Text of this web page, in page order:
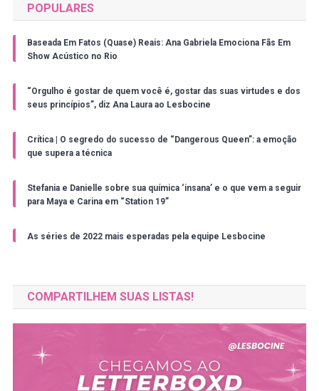
POPULARES
Baseada Em Fatos (Quase) Reais: Ana Gabriela Emociona Fãs Em
Show Acústico no Rio
“Orgulho é gostar de quem você é, gostar das suas virtudes e dos
seus princípios”, diz Ana Laura ao Lesbocine
Crítica | O segredo do sucesso de “Dangerous Queen”: a emoção
que supera a técnica
Stefania e Danielle sobre sua química ‘insana’ e o que vem a seguir
para Maya e Carina em “Station 19”
As séries de 2022 mais esperadas pela equipe Lesbocine
COMPARTILHEM SUAS LISTAS!